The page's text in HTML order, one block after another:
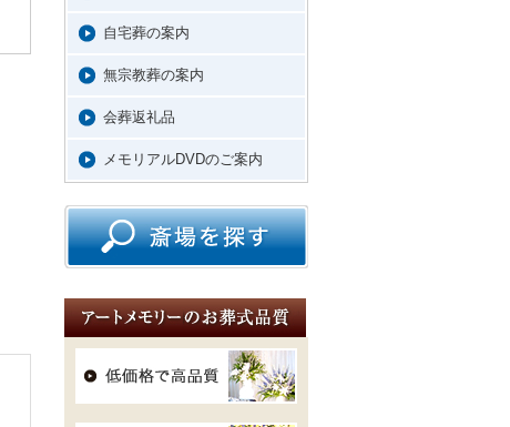
自宅葬の案内
無宗教葬の案内
会葬返礼品
メモリアルDVDのご案内